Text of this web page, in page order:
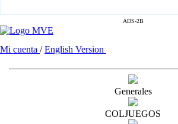
ADS-2B
Mi cuenta /English Version
Generales
COLJUEGOS